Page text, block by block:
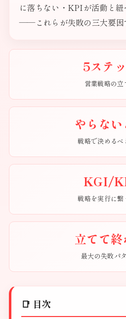
に落ちない・KPIが活動と
——これらが失敗の三大要因
5ステ
営業戦略の立
やらない
戦略で決めるべ
KGI/
戦略を実行に繋
立てて終
最大の失敗パ
📑 目次